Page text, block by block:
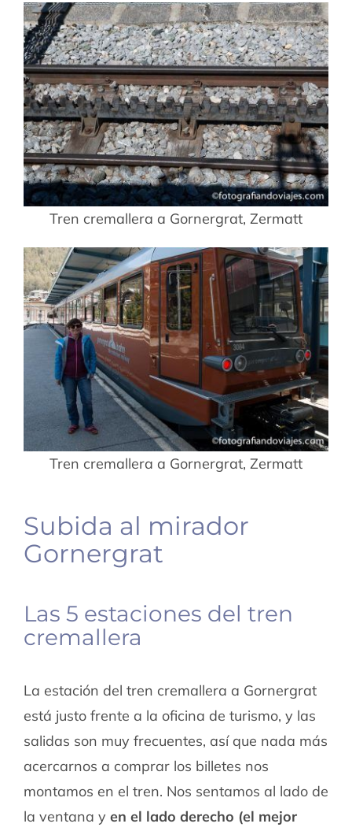
Tren cremallera a Gornergrat, Zermatt
Tren cremallera a Gornergrat, Zermatt
Subida al mirador
Gornergrat
Las 5 estaciones del tren
cremallera
La estación del tren cremallera a Gornergrat
está justo frente a la oficina de turismo, y las
salidas son muy frecuentes, así que nada más
acercarnos a comprar los billetes nos
montamos en el tren. Nos sentamos al lado de
la ventana y en el lado derecho (el mejor